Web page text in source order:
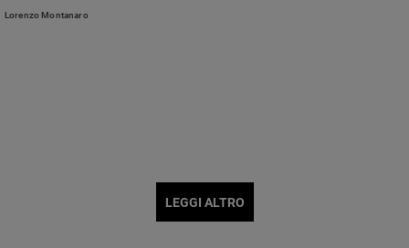
restano al lumicino. Polemiche per l'esclusione, ancora una volta, degli
Lorenzo Montanaro
LEGGI ALTRO